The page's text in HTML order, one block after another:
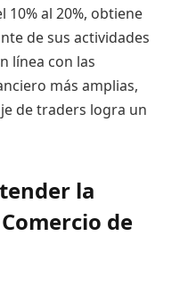
al 20%, obtiene
de sus actividades
línea con las
más amplias,
de traders logra un
la
de